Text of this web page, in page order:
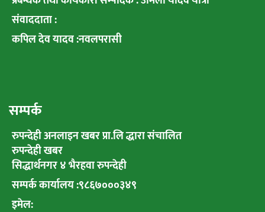
संवाददाता :
कपिल देव यादव :नवलपरासी
सम्पर्क
रुपन्देही अनलाइन खबर प्रा.लि द्धारा संचालित
रुपन्देही खबर
सिद्धार्थनगर ४ भैरहवा रुपन्देही
सम्पर्क कार्यालय :९८६७०००३४९
इमेल: